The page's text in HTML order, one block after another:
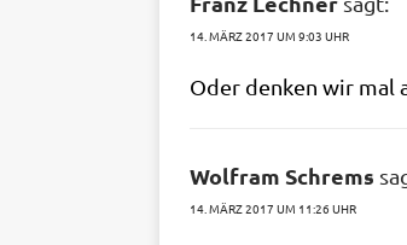
14. MÄRZ 2017 UM 9:03 UHR
Oder den­ken wir mal
Wolfram Schrems
14. MÄRZ 2017 UM 11:26 UHR